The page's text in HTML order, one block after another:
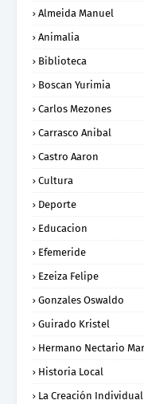
Almeida Manuel
Animalia
Biblioteca
Boscan Yurimia
Carlos Mezones
Carrasco Anibal
Castro Aaron
Cultura
Deporte
Educacion
Efemeride
Ezeiza Felipe
Gonzales Oswaldo
Guirado Kristel
Hermano Nectario
Historia Local
La Creación Individual